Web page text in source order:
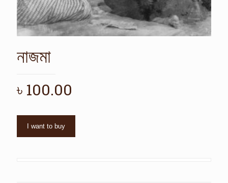
নাজমা
৳ 100.00
I want to buy